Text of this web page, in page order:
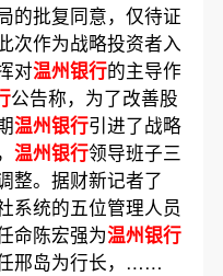
的批复同意，仅待证
次作为战略投资者入
对温州银行的主导作
公告称，为了改善股
温州银行引进了战略
温州银行领导班子三
整。据财新记者了
系统的五位管理人员
命陈宏强为温州银行
邢岛为行长，……